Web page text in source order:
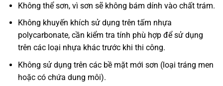
Không thể sơn, vì sơn sẽ không bám dính vào chất trám.
Không khuyến khích sử dụng trên tấm nhựa
polycarbonate, cần kiểm tra tính phù hợp để sử dụng
trên các loại nhựa khác trước khi thi công.
Không sử dụng trên các bề mặt mới sơn (loại tráng men
hoặc có chứa dung môi).